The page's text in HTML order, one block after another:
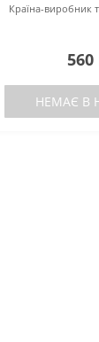
Країна-виробник
560
НЕМАЄ В